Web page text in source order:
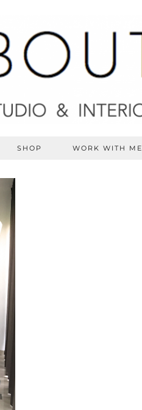
SHOP WORK WITH ME